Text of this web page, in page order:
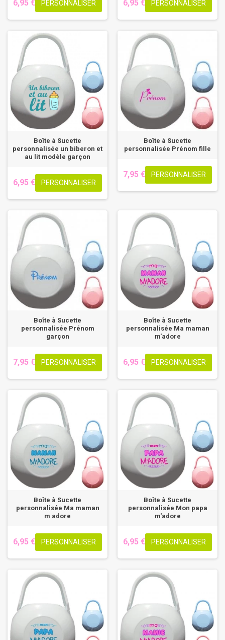
6,95 € PERSONNALISER 6,95 € PERSONNALISER
Boîte à Sucette
personnalisée un biberon et
au lit modèle garçon
6,95 € PERSONNALISER
Boîte à Sucette
personnalisée Prénom fille
7,95 € PERSONNALISER
Boîte à Sucette
personnalisée Prénom
garçon
7,95 € PERSONNALISER
Boîte à Sucette
personnalisée Ma maman
m'adore
6,95 € PERSONNALISER
Boîte à Sucette
personnalisée Ma maman
m adore
6,95 € PERSONNALISER
Boîte à Sucette
personnalisée Mon papa
m'adore
6,95 € PERSONNALISER